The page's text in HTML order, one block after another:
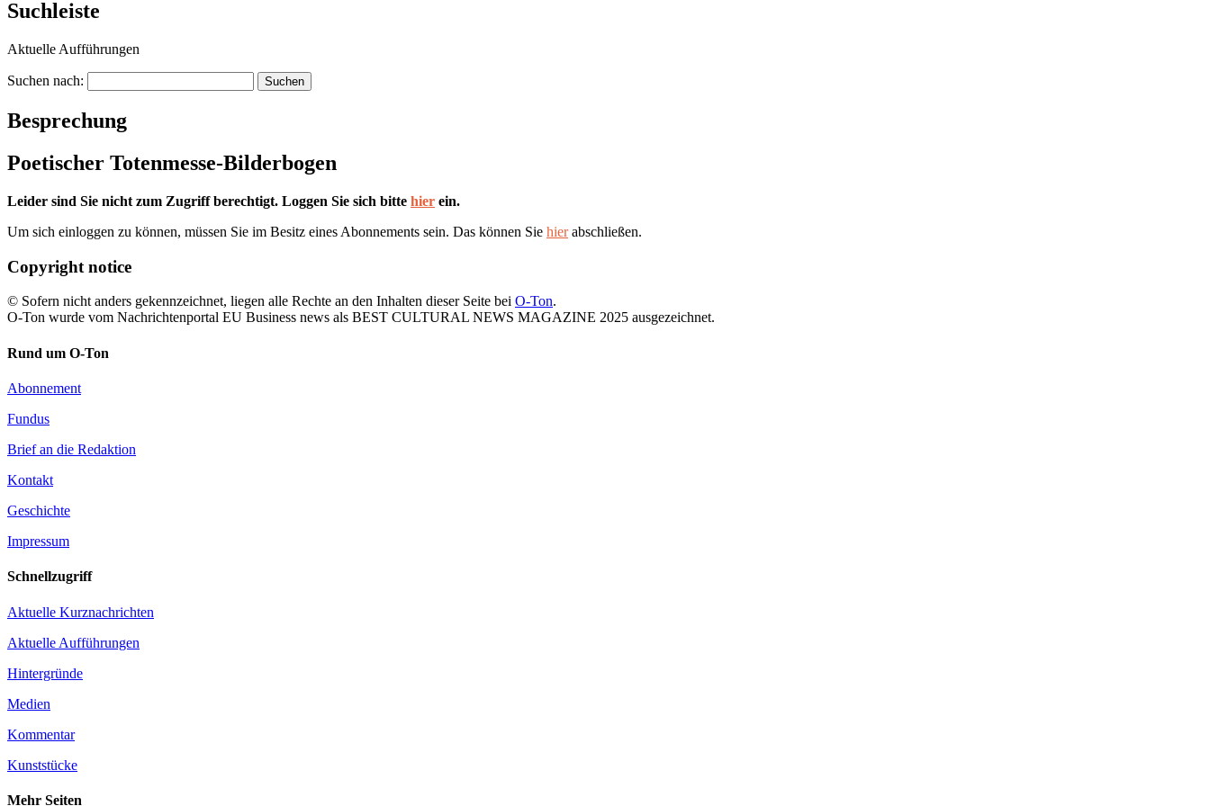
Suchleiste
Aktuelle Aufführungen
Suchen nach:
Besprechung
Poetischer Totenmesse-Bilderbogen
Leider sind Sie nicht zum Zugriff berechtigt. Loggen Sie sich bitte hier ein.
Um sich einloggen zu können, müssen Sie im Besitz eines Abonnements sein. Das können Sie hierabschließen.
Copyright notice
© Sofern nicht anders gekennzeichnet, liegen alle Rechte an den Inhalten dieser Seite bei O-Ton.
O-Ton wurde vom Nachrichtenportal EU Business news als BEST CULTURAL NEWS MAGAZINE 2025 ausgezeichnet.
Rund um O-Ton
Abonnement
Fundus
Brief an die Redaktion
Kontakt
Geschichte
Impressum
Schnellzugriff
Aktuelle Kurznachrichten
Aktuelle Aufführungen
Hintergründe
Medien
Kommentar
Kunststücke
Mehr Seiten